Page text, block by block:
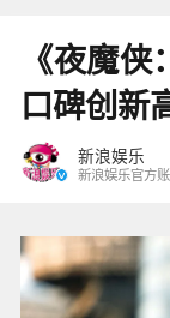
《夜魔
口碑创新
新浪娱乐
新浪娱乐官方